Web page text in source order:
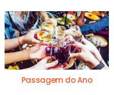
Passagem do Ano